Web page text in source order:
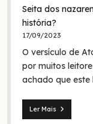
O
batismo
de
era
em
nome
Seita dos
história?
17/09/2023
O versículo de
por muitos
achado que este
Ler Mais
Seita